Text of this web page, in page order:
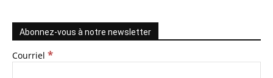
Abonnez-vous à notre newsletter
Courriel *